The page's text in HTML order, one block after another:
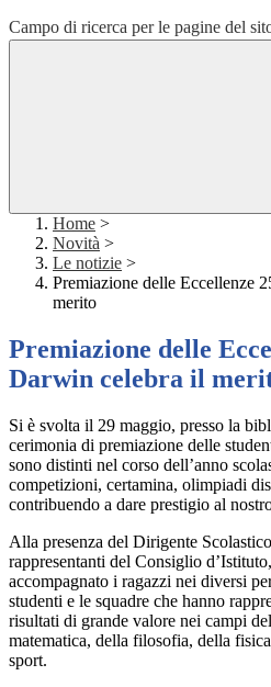
Campo di ricerca per le pagine del
Home >
Novità >
Le notizie >
Premiazione delle Eccellenze
merito
Premiazione delle
Darwin celebra il
Si è svolta il 29 maggio, presso la
cerimonia di premiazione delle
sono distinti nel corso dell’anno
competizioni, certamina, olimpiadi
contribuendo a dare prestigio al
Alla presenza del Dirigente
rappresentanti del Consiglio
accompagnato i ragazzi nei diversi
studenti e le squadre che hanno
risultati di grande valore nei campi
matematica, della filosofia, della
sport.